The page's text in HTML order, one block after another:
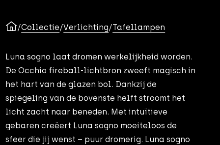
/Collectie/Verlichting/Tafellampen
Luna sogno laat dromen werkelijkheid worden.
De Occhio fireball-lichtbron zweeft magisch in
het hart van de glazen bol. Dankzij de
spiegeling van de bovenste helft stroomt het
licht zacht naar beneden. Met intuïtieve
gebaren creëert Luna sogno moeiteloos de
sfeer die jij wenst – puur dromerig. Luna sogno